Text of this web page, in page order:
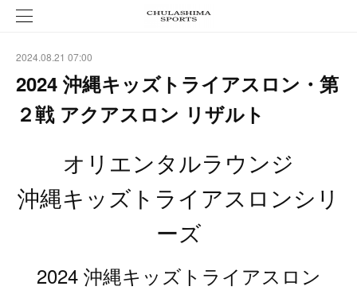
2024.08.21 07:00
2024 沖縄キッズトライアスロン・第
２戦 アクアスロン リザルト
オリエンタルラウンジ
沖縄キッズトライアスロンシリ
ーズ
2024 沖縄キッズトライアスロン